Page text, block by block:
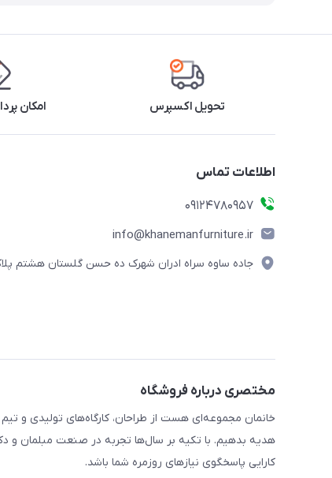
تحویل اکسپرس امکان
اطلاعات تماس
09124780957
info@khanemanfurniture.ir
جاده ساوه سراه ادران شهرک ده حسن گلستان هشتم پلاک
مختصری درباره فروشگاه
خانمان مجموعه‌ای هست از طراحان، کارگاه‌های تولیدی و
هدیه بدهیم. با تکیه بر سال‌ها تجربه در صنعت مبلمان و
کارایی پاسخگوی نیازهای روزمره شما باشد.